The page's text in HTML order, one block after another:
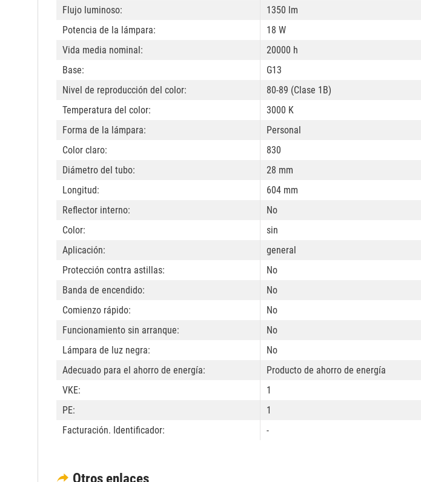
Flujo luminoso:
1350 lm
Potencia de la lámpara:
18 W
Vida media nominal:
20000 h
Base:
G13
Nivel de reproducción del color:
80-89 (Clase 1B)
Temperatura del color:
3000 K
Forma de la lámpara:
Personal
Color claro:
830
Diámetro del tubo:
28 mm
Longitud:
604 mm
Reflector interno:
No
Color:
sin
Aplicación:
general
Protección contra astillas:
No
Banda de encendido:
No
Comienzo rápido:
No
Funcionamiento sin arranque:
No
Lámpara de luz negra:
No
Adecuado para el ahorro de energía:
Producto de ahorro de energía
VKE:
1
PE:
1
Facturación. Identificador:
-
Otros enlaces